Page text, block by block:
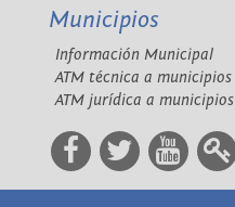
Municipios
Información Municipal
ATM técnica a municipios
ATM jurídica a municipios